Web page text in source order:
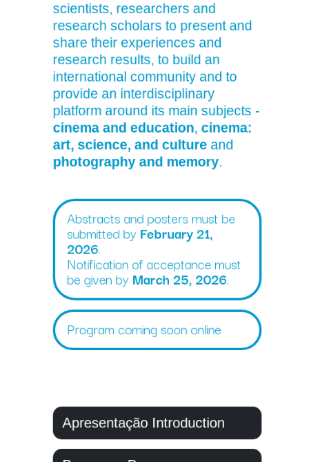
scientists, researchers and
research scholars to present and
share their experiences and
research results, to build an
international community and to
provide an interdisciplinary
platform around its main subjects -
cinema and education, cinema:
art, science, and culture and
photography and memory.
Abstracts and posters must be
submitted byFebruary 21,
2026.
Notification of acceptance must
be given byMarch 25, 2026.
Program coming soon online
Apresentação Introduction